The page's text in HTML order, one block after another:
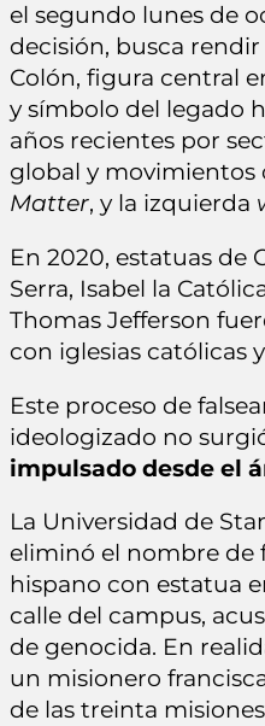
el segundo lunes de
decisión, busca
Colón, figura central
y símbolo del legado
años recientes por
global y movimientos
Matter, y la izquierda
En 2020, estatuas de
Serra, Isabel la
Thomas Jefferson
con iglesias católicas
Este proceso de
ideologizado no
impulsado desde el
La Universidad de
eliminó el nombre de
hispano con estatua
calle del campus,
de genocida. En
un misionero
de las treinta